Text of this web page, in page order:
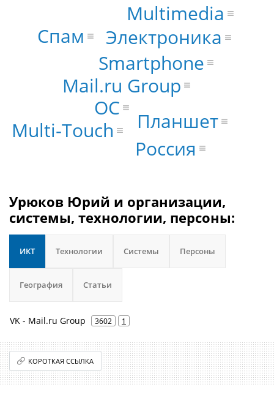
Mail.ru Group
Smartphone
ОС
Электроника
Планшет
Спам
Multi‑Touch
Multimedia
Россия
Урюков Юрий и организации,
системы, технологии, персоны:
ИКТ Технологии Системы Персоны
География Статьи
VK - Mail.ru Group 3602 1
КОРОТКАЯ ССЫЛКА